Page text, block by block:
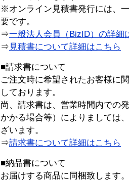
※オンライン見積書発行には、
要です。
⇒一般法人会員（BizID）の詳細
⇒ 見積書について詳細はこちら
■請求書について
ご注文時に希望されたお客様に
しております。
尚、請求書は、営業時間内での
かかる場合等）によりましては
ざいます。
⇒請求書について詳細はこちら
■納品書について
お届けする商品に同梱致します。